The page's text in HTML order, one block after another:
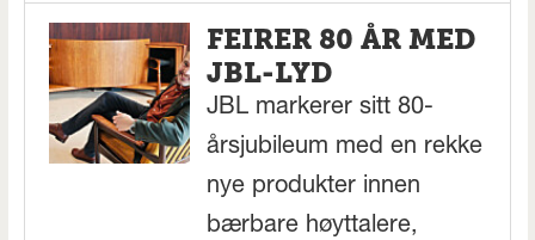
FEIRER 80 ÅR MED
JBL-LYD
JBL markerer sitt 80-
årsjubileum med en rekke
nye produkter innen
bærbare høyttalere,